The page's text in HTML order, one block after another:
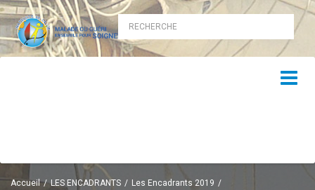
Accueil LES ENCADRANTS Les Encadrants 2019